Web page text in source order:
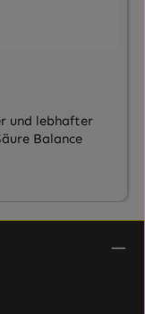
und lebhafter
Balance